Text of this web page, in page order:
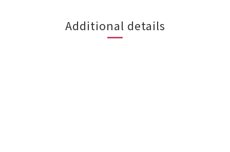
Additional details